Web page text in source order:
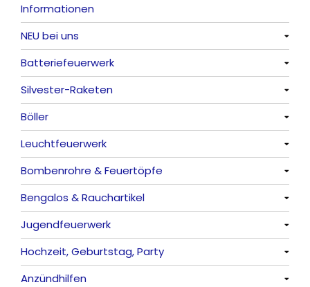
Informationen
NEU bei uns
Alle anzeigen
Batteriefeuerwerk
Alle anzeigen
Silvester-Raketen
Alle anzeigen
Böller
Alle anzeigen
China-Böller
Knaller / Kanonenschläge
Reibkopfknaller
Frösche, Pfeiffer
Leuchtfeuerwerk
Alle anzeigen
Vulkane
Fontänen
Sonnen
Feuervögel
Bombenrohre & Feuertöpfe
Alle anzeigen
Mit Rumms
Bezaubernde Effekte
Bengalos & Rauchartikel
Alle anzeigen
Bengalos
Rauchartikel
Jugendfeuerwerk
Alle anzeigen
Hochzeit, Geburtstag, Party
Alle anzeigen
Anzündhilfen